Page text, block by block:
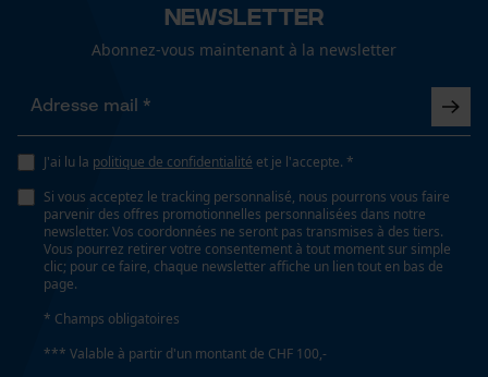
Lubrification automatique de la chaîne
Propriété
risque de recul réduit, Insensible
Estampage composant propulseur
Réglage Jolly
Newsletter
Abonnez-vous maintenant à la newsletter
J'ai lu la politique de confidentialité et je l'accepte. *
Si vous acceptez le tracking personnalisé, nous pourrons vous faire
parvenir des offres promotionnelles personnalisées dans notre
newsletter. Vos coordonnées ne seront pas transmises à des tiers.
Vous pourrez retirer votre consentement à tout moment sur simple
clic; pour ce faire, chaque newsletter affiche un lien tout en bas de
page.
* Champs obligatoires
*** Valable à partir d'un montant de CHF 100,-
Loop54 Personalization
Page d'accueil personnalisée
Géo-IP et détection des
Vidéos YouTube
Google Maps
Prise de contact par chat
Cookies marketing